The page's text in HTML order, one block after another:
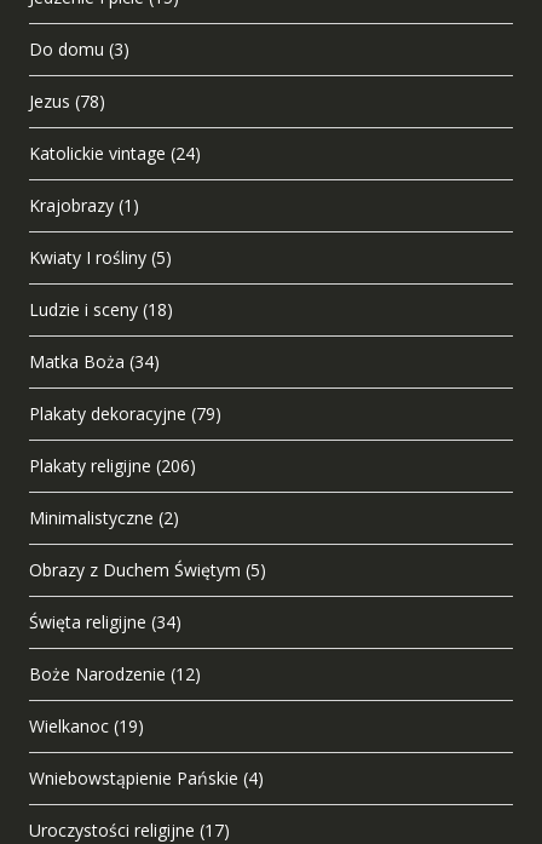
Do domu (3)
Jezus (78)
Katolickie vintage (24)
Krajobrazy (1)
Kwiaty I rośliny (5)
Ludzie i sceny (18)
Matka Boża (34)
Plakaty dekoracyjne (79)
Plakaty religijne (206)
Minimalistyczne (2)
Obrazy z Duchem Świętym (5)
Święta religijne (34)
Boże Narodzenie (12)
Wielkanoc (19)
Wniebowstąpienie Pańskie (4)
Uroczystości religijne (17)